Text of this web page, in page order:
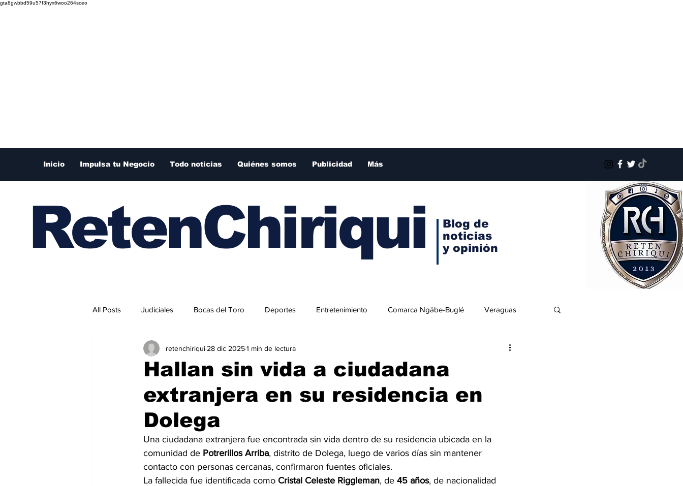
gta8gwbbd59u57f3hyx6woo264sceo
Inicio Impulsa tu Negocio Todo noticias Quiénes somos Publicidad Más
RetenChiriqui
Blog de
noticias
y opinión
All Posts Judiciales Bocas del Toro Deportes Entretenimiento Comarca Ngäbe-Buglé Veraguas
Internacionales
Hallan sin vida a ciudadana
extranjera en su residencia en
Dolega
retenchiriqui 28 dic 20251 min de lectura
Una ciudadana extranjera fue encontrada sin vida dentro de su residencia ubicada en la
comunidad de Potrerillos Arriba, distrito de Dolega, luego de varios días sin mantener
contacto con personas cercanas, confirmaron fuentes oficiales.
La fallecida fue identificada como Cristal Celeste Riggleman, de 45 años, de nacionalidad